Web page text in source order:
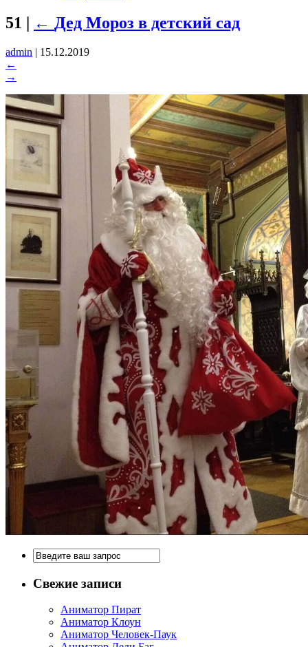
51 | ← Дед Мороз в детский сад
admin | 15.12.2019
←
→
Свежие записи
Аниматор Пират
Аниматор Клоун
Аниматор Человек-Паук